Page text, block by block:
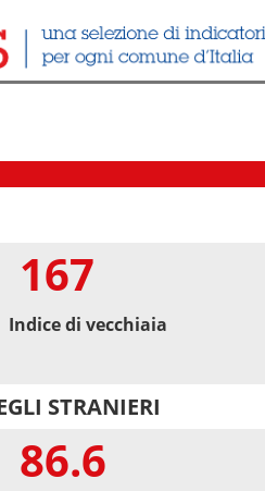
167
Indice di vecchiaia
STRANIERI
86.6